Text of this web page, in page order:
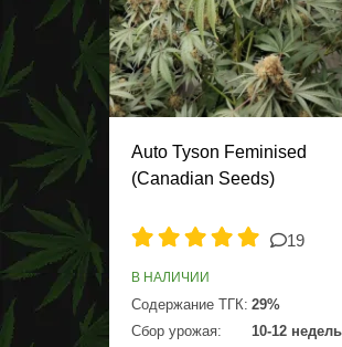
Auto Tyson Feminised
(Canadian Seeds)
19
В НАЛИЧИИ
Содержание ТГК: 29%
Сбор урожая:
10-12